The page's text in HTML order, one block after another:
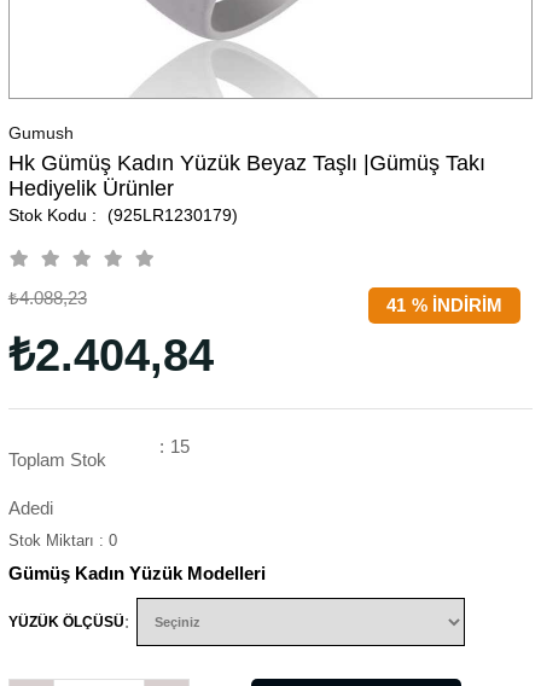
Gumush
Hk Gümüş Kadın Yüzük Beyaz Taşlı |Gümüş Takı
Hediyelik Ürünler
(925LR1230179)
%
41 İNDIRIM
₺4.088,23
₺2.404,84
Toplam Stok
Adedi
: 15
Stok Miktarı : 0
Gümüş Kadın Yüzük Modelleri
YÜZÜK ÖLÇÜSÜ: